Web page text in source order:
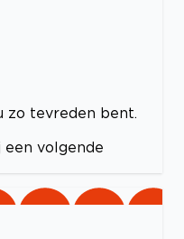
zo tevreden bent.
volgende